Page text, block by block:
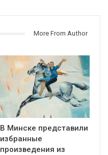
More From Author
В Минске представили
избранные
произведения из